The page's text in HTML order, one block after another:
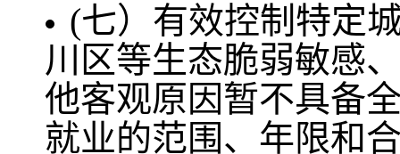
(七）有效控制特定
川区等生态脆弱敏感
他客观原因暂不具备
就业的范围、年限和